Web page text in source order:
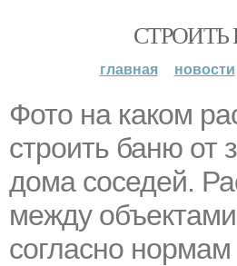
СТРОИТЬ
главная новости
Фото на каком
строить баню от
дома соседей.
между
согласно нормам